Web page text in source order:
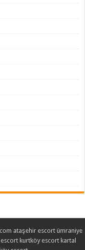
ataşehir escort ümraniye
kurtköy escort kartal